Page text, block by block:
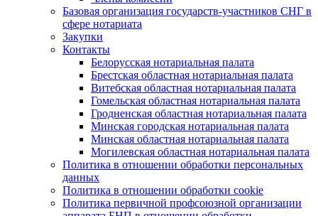
Базовая организация государств-участников СНГ в
сфере нотариата
Закупки
Контакты
Белорусская нотариальная палата
Брестская областная нотариальная палата
Витебская областная нотариальная палата
Гомельская областная нотариальная палата
Гродненская областная нотариальная палата
Минская городская нотариальная палата
Минская областная нотариальная палата
Могилевская областная нотариальная палата
Политика в отношении обработки персональных
данных
Политика в отношении обработки cookie
Политика первичной профсоюзной организации